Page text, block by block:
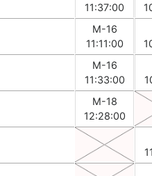
11:37:00
M-16
11:11:00
M-16
11:33:00
M-18
12:28:00